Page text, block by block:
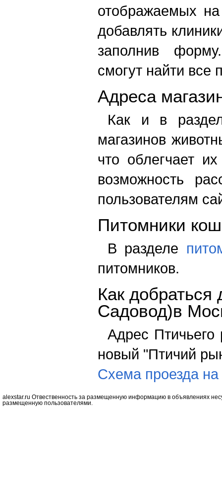
отображаемых
добавлять
заполнив
смогут найти все
Адреса
Как и в
магазинов
что облегчает
возможность
пользователям
Питомники
В разделе
питомников.
Как
Садовод)в
Адрес
новый "Птичий
Схема проезда
alexstar.ru Отвественность за размещенную информацию в объявлениях
размещенную пользователями.